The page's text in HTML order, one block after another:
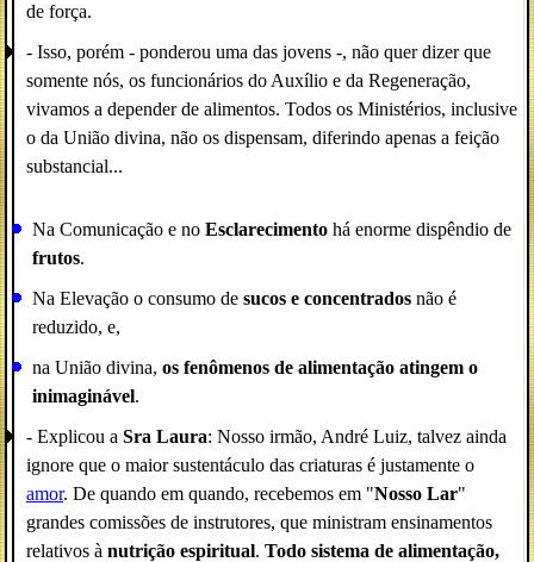
de força.
- Isso, porém - ponderou uma das jovens -, não quer dizer que
somente nós, os funcionários do Auxílio e da Regeneração,
vivamos a depender de alimentos. Todos os Ministérios, inclusive
o da União divina, não os dispensam, diferindo apenas a feição
substancial...
Na Comunicação e no Esclarecimento há enorme dispêndio de
frutos.
Na Elevação o consumo de sucos e concentrados não é
reduzido, e,
na União divina, os fenômenos de alimentação atingem o
inimaginável.
- Explicou a Sra Laura: Nosso irmão, André Luiz, talvez ainda
ignore que o maior sustentáculo das criaturas é justamente o
amor. De quando em quando, recebemos em "Nosso Lar"
grandes comissões de instrutores, que ministram ensinamentos
relativos à nutrição espiritual. Todo sistema de alimentação,